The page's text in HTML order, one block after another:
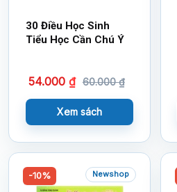
30 Điều Học Sinh
Tiểu Học Cần Chú Ý
54.000 ₫ 60.000₫
Xem sách
-10% Newshop